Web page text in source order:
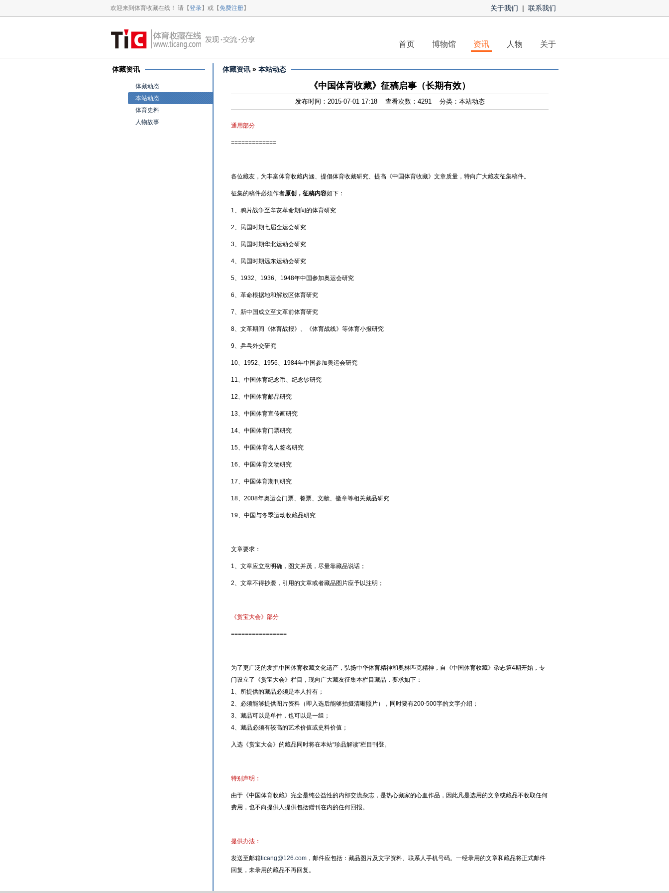
欢迎来到体育收藏在线！ 请【登录】或【免费注册】 关于我们 | 联系我们
首页 博物馆 资讯 人物 关于
体藏资讯
体藏动态
本站动态
体育史料
人物故事
体藏资讯 » 本站动态
《中国体育收藏》征稿启事（长期有效）
发布时间：2015-07-01 17:18 查看次数：4291 分类：本站动态
通用部分
=============
各位藏友，为丰富体育收藏内涵、提倡体育收藏研究、提高《中国体育收藏》文章质量，特向广大藏友征集稿件。
征集的稿件必须作者原创，征稿内容如下：
1、鸦片战争至辛亥革命期间的体育研究
2、民国时期七届全运会研究
3、民国时期华北运动会研究
4、民国时期远东运动会研究
5、1932、1936、1948年中国参加奥运会研究
6、革命根据地和解放区体育研究
7、新中国成立至文革前体育研究
8、文革期间《体育战报》、《体育战线》等体育小报研究
9、乒乓外交研究
10、1952、1956、1984年中国参加奥运会研究
11、中国体育纪念币、纪念钞研究
12、中国体育邮品研究
13、中国体育宣传画研究
14、中国体育门票研究
15、中国体育名人签名研究
16、中国体育文物研究
17、中国体育期刊研究
18、2008年奥运会门票、餐票、文献、徽章等相关藏品研究
19、中国与冬季运动收藏品研究
文章要求：
1、文章应立意明确，图文并茂，尽量靠藏品说话；
2、文章不得抄袭，引用的文章或者藏品图片应予以注明；
《赏宝大会》部分
================
为了更广泛的发掘中国体育收藏文化遗产，弘扬中华体育精神和奥林匹克精神，自《中国体育收藏》杂志第4期开始，专
门设立了《赏宝大会》栏目，现向广大藏友征集本栏目藏品，要求如下：
1、所提供的藏品必须是本人持有；
2、必须能够提供图片资料（即入选后能够拍摄清晰照片），同时要有200-500字的文字介绍；
3、藏品可以是单件，也可以是一组；
4、藏品必须有较高的艺术价值或史料价值；
入选《赏宝大会》的藏品同时将在本站“珍品解读”栏目刊登。
特别声明：
由于《中国体育收藏》完全是纯公益性的内部交流杂志，是热心藏家的心血作品，因此凡是选用的文章或藏品不收取任何
费用，也不向提供人提供包括赠刊在内的任何回报。
提供办法：
发送至邮箱ticang@126.com ，邮件应包括：藏品图片及文字资料、联系人手机号码。一经录用的文章和藏品将正式邮件
回复，未录用的藏品不再回复。